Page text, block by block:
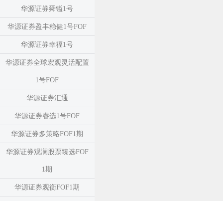
华源证券舜镒1号
华源证券盈丰稳健1号FOF
华源证券幸福1号
华源证券全球宏观灵活配置
1号FOF
华源证券汇通
华源证券睿选1号FOF
华源证券多策略FOF1期
华源证券观澜股票臻选FOF
1期
华源证券观衡FOF1期